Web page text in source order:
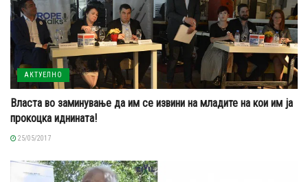
АКТУЕЛНО
Власта во заминување да им се извини на младите на кои им ја
прокоцка иднината!
25/05/2017